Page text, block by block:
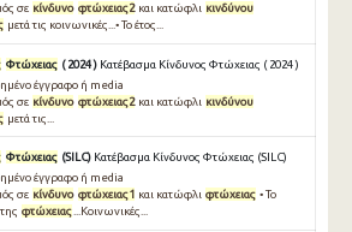
σε κίνδυνο φτώχειας2και κατώφλι κινδύνου
µετά τις κοινωνικές...• Το έτος...
Φτώχειας ( 2024 ) Κατέβασμα Κίνδυνος Φτώχειας ( 2024 )
έγγραφο ή media
σε κίνδυνο φτώχειας2και κατώφλι κινδύνου
μετά τις...
Φτώχειας (SILC) Κατέβασμα Κίνδυνος Φτώχειας (SILC)
έγγραφο ή media
σε κίνδυνο φτώχειας1 και κατώφλι φτώχειας • Το
φτώχειας...Κοινωνικές...